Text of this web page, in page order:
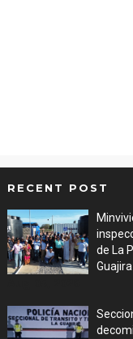
RECENT POST
de La
Guajira